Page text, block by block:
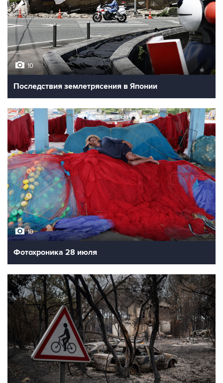
10
Последствия землетрясения в Японии
10
Фотохроника 28 июля